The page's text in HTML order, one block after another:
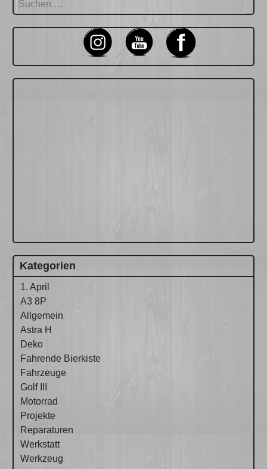
nach:
Kategorien
1. April
A3 8P
Allgemein
Astra H
Deko
Fahrende Bierkiste
Fahrzeuge
Golf III
Motorrad
Projekte
Reparaturen
Werkstatt
Werkzeug